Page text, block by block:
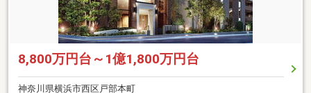
8,800万円台～1億1,800万円台
神奈川県横浜市西区戸部本町